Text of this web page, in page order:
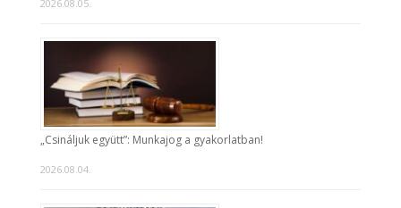
2026.08.05.
„Csináljuk együtt”: Munkajog a gyakorlatban!
2026.08.04.